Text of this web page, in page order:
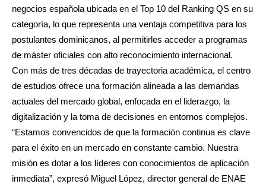
negocios española ubicada en el Top 10 del Ranking QS en su
categoría, lo que representa una ventaja competitiva para los
postulantes dominicanos, al permitirles acceder a programas
de máster oficiales con alto reconocimiento internacional.
Con más de tres décadas de trayectoria académica, el centro
de estudios ofrece una formación alineada a las demandas
actuales del mercado global, enfocada en el liderazgo, la
digitalización y la toma de decisiones en entornos complejos.
“Estamos convencidos de que la formación continua es clave
para el éxito en un mercado en constante cambio. Nuestra
misión es dotar a los líderes con conocimientos de aplicación
inmediata”, expresó Miguel López, director general de ENAE